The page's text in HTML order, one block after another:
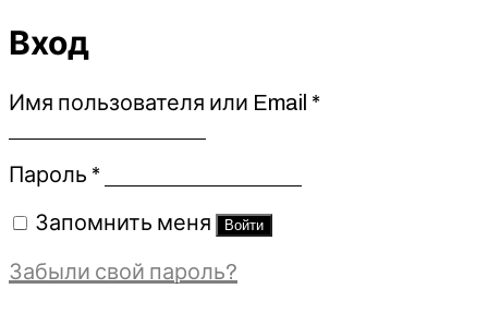
Вход
Имя пользователя или Email *Обязательно
Пароль *Обязательно
Запомнить меня Войти
Забыли свой пароль?